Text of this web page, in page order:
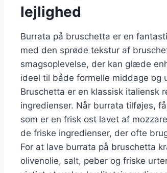
lejlighed
Burrata på bruschetta er en
med den sprøde tekstur af
smagsoplevelse, der kan glæde
ideel til både formelle middage og
Bruschetta er en klassisk italiensk
ingredienser. Når burrata tilføjes,
som er en frisk ost lavet af
de friske ingredienser, der ofte
For at lave burrata på bruschetta
olivenolie, salt, peber og friske